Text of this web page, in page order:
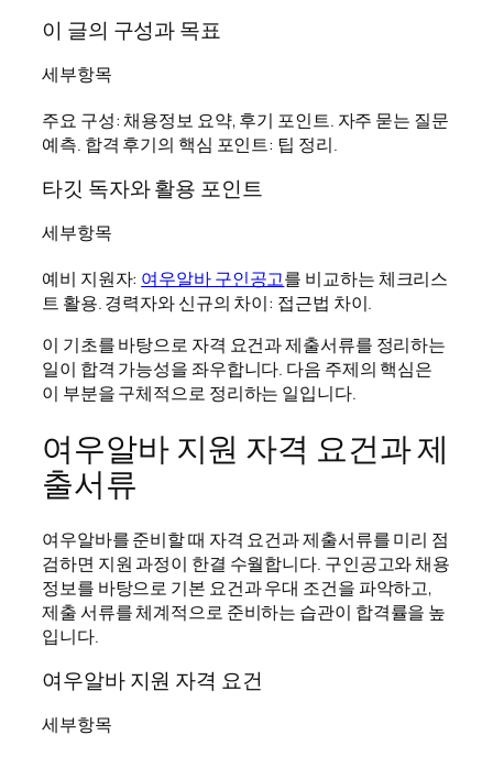
이 글의 구성과 목표
세부항목
주요 구성: 채용정보 요약, 후기 포인트. 자주 묻는 질문
예측. 합격 후기의 핵심 포인트: 팁 정리.
타깃 독자와 활용 포인트
세부항목
예비 지원자: 여우알바 구인공고를 비교하는 체크리스
트 활용. 경력자와 신규의 차이: 접근법 차이.
이 기초를 바탕으로 자격 요건과 제출서류를 정리하는
일이 합격 가능성을 좌우합니다. 다음 주제의 핵심은
이 부분을 구체적으로 정리하는 일입니다.
여우알바 지원 자격 요건과 제
출서류
여우알바를 준비할 때 자격 요건과 제출서류를 미리 점
검하면 지원 과정이 한결 수월합니다. 구인공고와 채용
정보를 바탕으로 기본 요건과 우대 조건을 파악하고,
제출 서류를 체계적으로 준비하는 습관이 합격률을 높
입니다.
여우알바 지원 자격 요건
세부항목